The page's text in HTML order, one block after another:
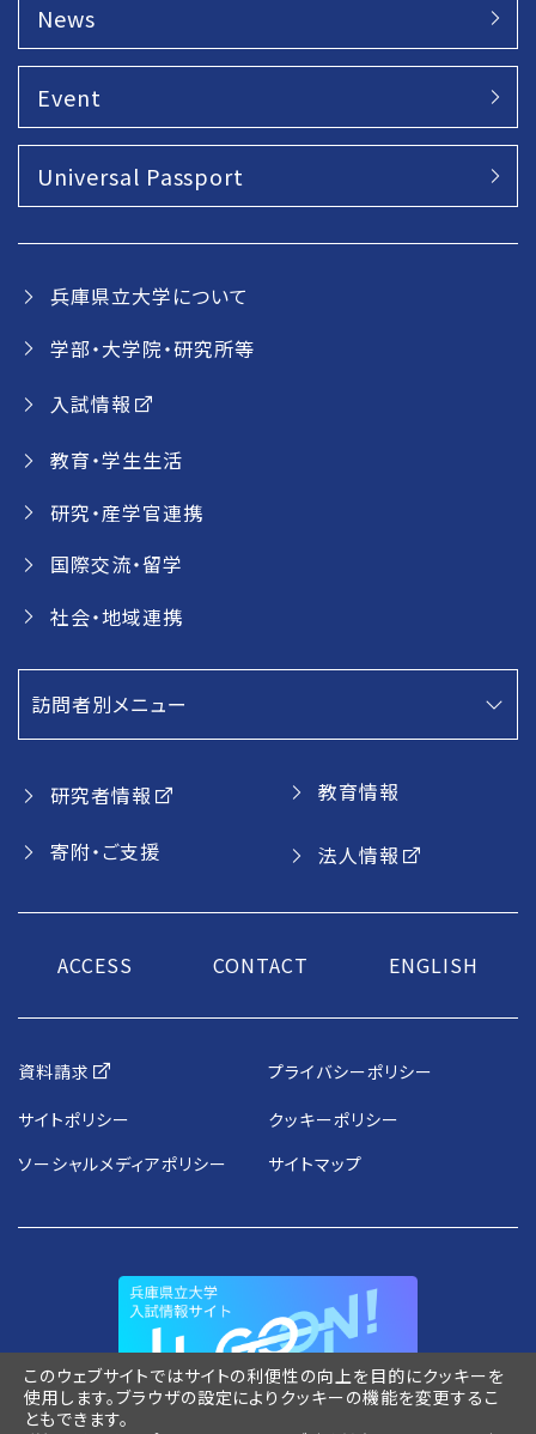
このウェブサイトではサイトの利便性の向上を目的にクッキーを
使用します。ブラウザの設定によりクッキーの機能を変更するこ
ともできます。
News
Event
Universal Passport
兵庫県立大学について
学部・大学院・研究所等
入試情報
教育・学生生活
研究・産学官連携
国際交流・留学
社会・地域連携
訪問者別メニュー
研究者情報 教育情報
寄附・ご支援 法人情報
ACCESS CONTACT ENGLISH
資料請求
プライバシーポリシー
サイトポリシー
クッキーポリシー
ソーシャルメディアポリシー
サイトマップ